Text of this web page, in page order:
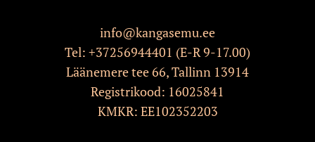
info@kangasemu.ee
Tel: +37256944401 (E-R 9-17.00)
Läänemere tee 66, Tallinn 13914
Registrikood: 16025841
KMKR: EE102352203